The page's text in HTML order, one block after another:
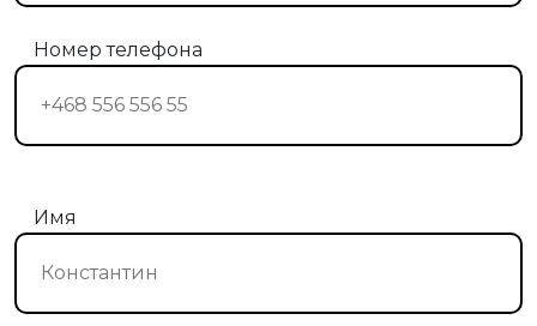
Номер телефона
Имя